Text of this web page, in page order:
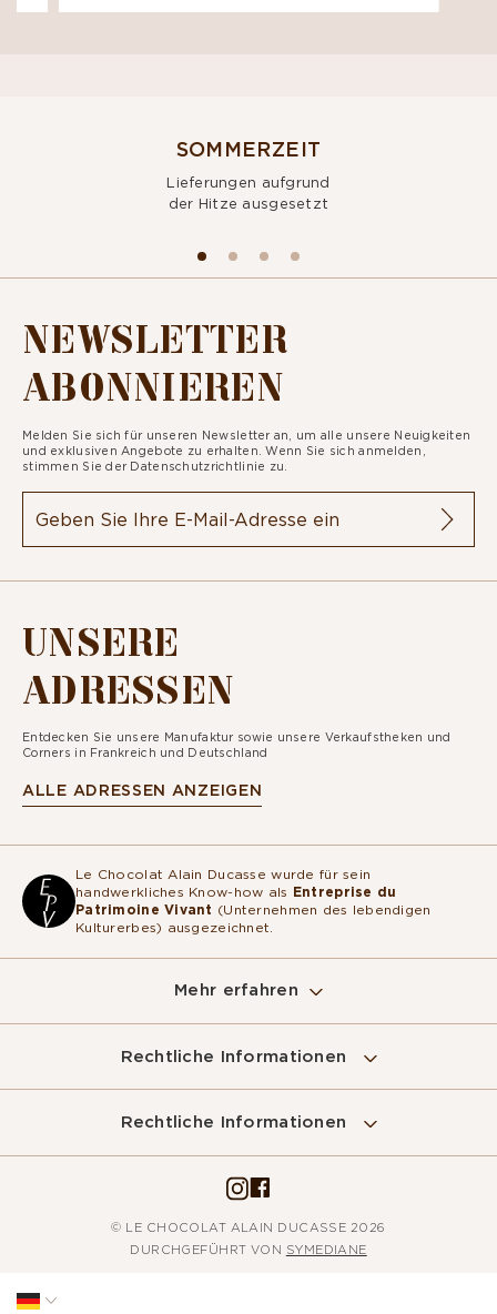
SOMMERZEIT
Lieferungen aufgrund
der Hitze ausgesetzt
NEWSLETTER
ABONNIEREN
Melden Sie sich für unseren Newsletter an, um alle unsere Neuigkeiten
und exklusiven Angebote zu erhalten. Wenn Sie sich anmelden,
stimmen Sie der Datenschutzrichtlinie zu.
UNSERE
ADRESSEN
Entdecken Sie unsere Manufaktur sowie unsere Verkaufstheken und
Corners in Frankreich und Deutschland
ALLE ADRESSEN ANZEIGEN
Le Chocolat Alain Ducasse wurde für sein
handwerkliches Know-how als Entreprise du
Patrimoine Vivant (Unternehmen des lebendigen
Kulturerbes) ausgezeichnet.
Mehr erfahren
Rechtliche Informationen
Rechtliche Informationen
© LE CHOCOLAT ALAIN DUCASSE 2026
DURCHGEFÜHRT VON SYMEDIANE